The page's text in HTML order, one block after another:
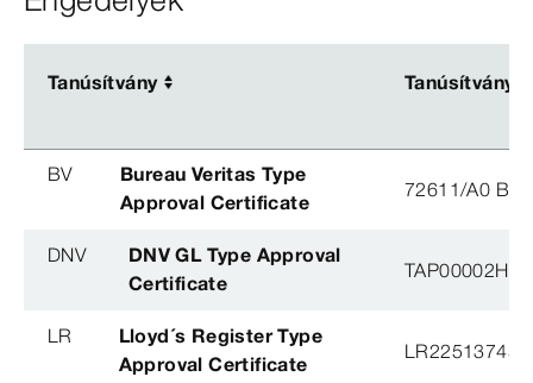
Tanúsítvány Tanúsítvány
Tanúsítvány Tanúsítvány
BV
Bureau Veritas Type
Approval Certificate
72611/A0 BV
DNV
DNV GL Type Approval
Certificate
TAP00002H5
LR
Lloyd´s Register Type
Approval Certificate